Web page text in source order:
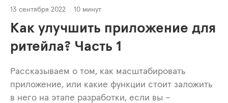
13 сентября 2022 10 минут
Как улучшить приложение для
ритейла? Часть 1
Рассказываем о том, как масштабировать
приложение, или какие функции стоит заложить
в него на этапе разработки, если вы –